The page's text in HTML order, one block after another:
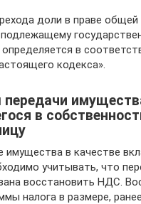
доли в праве общей
определяется в
кодекса».
передачи
в
имущества в качестве
учитывать, что
восстановить НДС.
налога в размере,